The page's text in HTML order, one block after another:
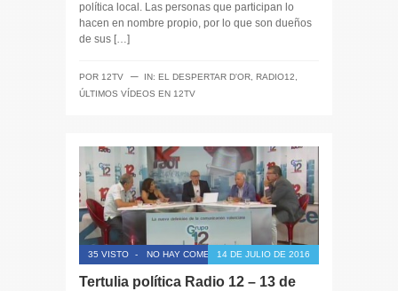
política local. Las personas que participan lo
hacen en nombre propio, por lo que son dueños
de sus […]
POR 12TV ─ IN: EL DESPERTAR D'OR, RADIO12,
ÚLTIMOS VÍDEOS EN 12TV
35 VISTO - NO HAY COMENTARIOS14 DE JULIO DE 2016
Tertulia política Radio 12 – 13 de